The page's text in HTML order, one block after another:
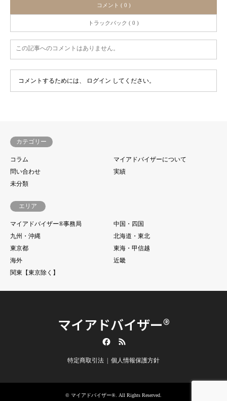
コメント ( 0 )
トラックバック ( 0 )
この記事へのコメントはありません。
コメントするためには、 ログイン してください。
カテゴリー
コラム
マイアドバイザーについて
問い合わせ
実績
未分類
エリア
マイアドバイザー®事務局
中国・四国
九州・沖縄
北海道・東北
東京都
東海・甲信越
海外
近畿
関東【東京除く】
マイアドバイザー®
特定商取引法 個人情報保護方針
© マイアドバイザー® . All Rights Reserved.